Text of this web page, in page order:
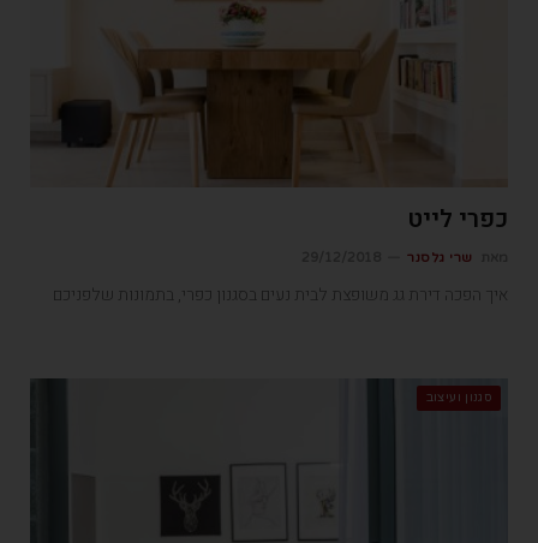
כפרי לייט
שרי גלסנר
איך הפכה דירת גג משופצת לבית נעים בסגנון כפרי, בתמונות שלפניכם
סגנון ועיצוב